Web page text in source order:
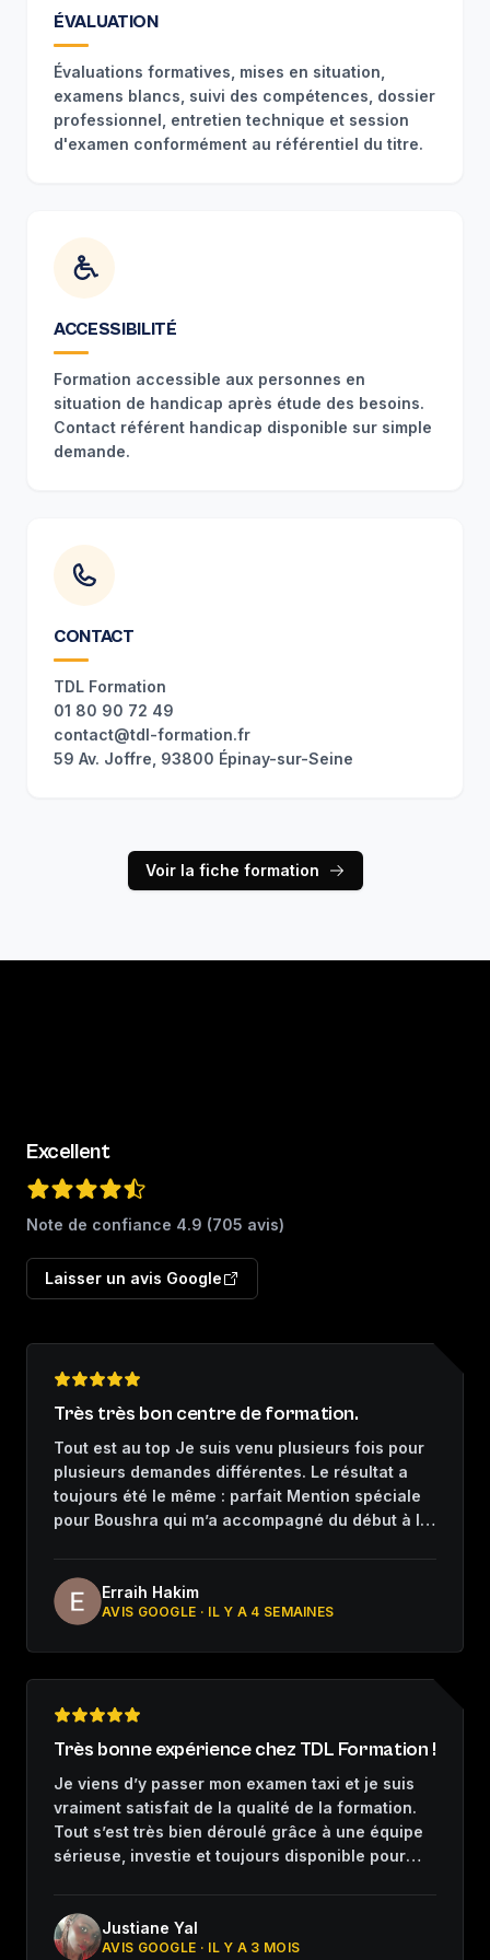
ÉVALUATION
Évaluations formatives, mises en situation,
examens blancs, suivi des compétences, dossier
professionnel, entretien technique et session
d'examen conformément au référentiel du titre.
ACCESSIBILITÉ
Formation accessible aux personnes en
situation de handicap après étude des besoins.
Contact référent handicap disponible sur simple
demande.
CONTACT
TDL Formation
01 80 90 72 49
contact@tdl-formation.fr
59 Av. Joffre, 93800 Épinay-sur-Seine
Voir la fiche formation
Excellent
Note de confiance 4.9 (705 avis)
Laisser un avis Google
Très très bon centre de formation.
Tout est au top Je suis venu plusieurs fois pour
plusieurs demandes différentes. Le résultat a
toujours été le même : parfait Mention spéciale
pour Boushra qui m’a accompagné du début à la
Erraih Hakim
AVIS GOOGLE · IL Y A 4 SEMAINES
Très bonne expérience chez TDL Formation !
Je viens d’y passer mon examen taxi et je suis
vraiment satisfait de la qualité de la formation.
Tout s’est très bien déroulé grâce à une équipe
sérieuse, investie et toujours disponible pour
progresser, même quand on doute ou qu’on
manque de confiance. Dans ce métier, avoir un
Justiane Yal
AVIS GOOGLE · IL Y A 3 MOIS